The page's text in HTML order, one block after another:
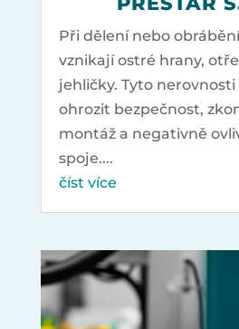
Při dělení nebo
vznikají ostré hrany,
jehličky. Tyto
ohrozit bezpečnost,
montáž a negativně
spoje....
číst více